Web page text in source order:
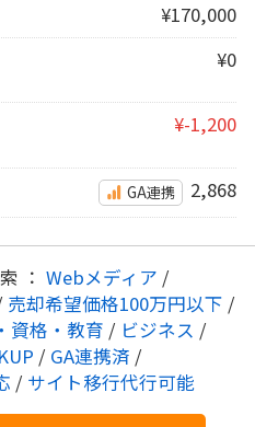
¥170,000
¥0
¥-1,200
GA連携 2,868
： Webメディア /
売却希望価格100万円以下 /
資格・教育 / ビジネス /
/ GA連携済 /
/ サイト移行代行可能